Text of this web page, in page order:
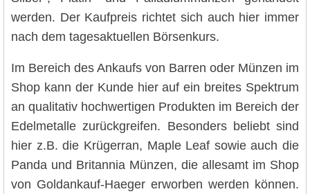
werden. Der Kaufpreis richtet sich auch hier immer
nach dem tagesaktuellen Börsenkurs.
Im Bereich des Ankaufs von Barren oder Münzen im
Shop kann der Kunde hier auf ein breites Spektrum
an qualitativ hochwertigen Produkten im Bereich der
Edelmetalle zurückgreifen. Besonders beliebt sind
hier z.B. die Krügerran, Maple Leaf sowie auch die
Panda und Britannia Münzen, die allesamt im Shop
von Goldankauf-Haeger erworben werden können.